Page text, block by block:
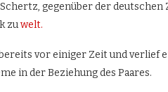
gegenüber der
zuwelt.
vor einiger Zeit und
in der Beziehung des Paares.